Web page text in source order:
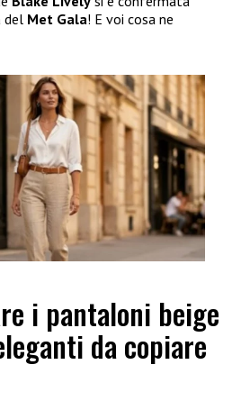
del Met Gala! E voi cosa ne
i pantaloni beige
da copiare